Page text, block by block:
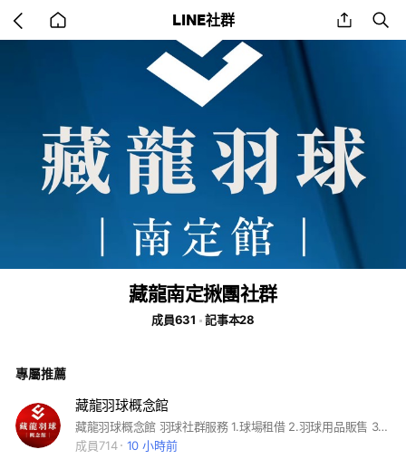
back
to
LINE社群 share
藏龍南定揪團社群
成員631 記事本28
專屬推薦
藏龍羽球概念館
藏龍羽球概念館 羽球社群服務 1.球場租借 2.羽球用品販售 3.個人、團體教練課 4.兒童訓練班 5.球隊、羽球俱樂部臨打 6.平日暢打
成員714
10 小時前